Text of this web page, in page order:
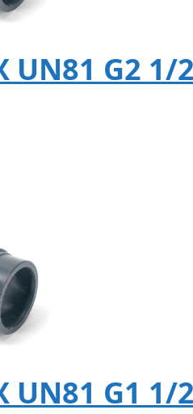
G2 1/
G1 1/